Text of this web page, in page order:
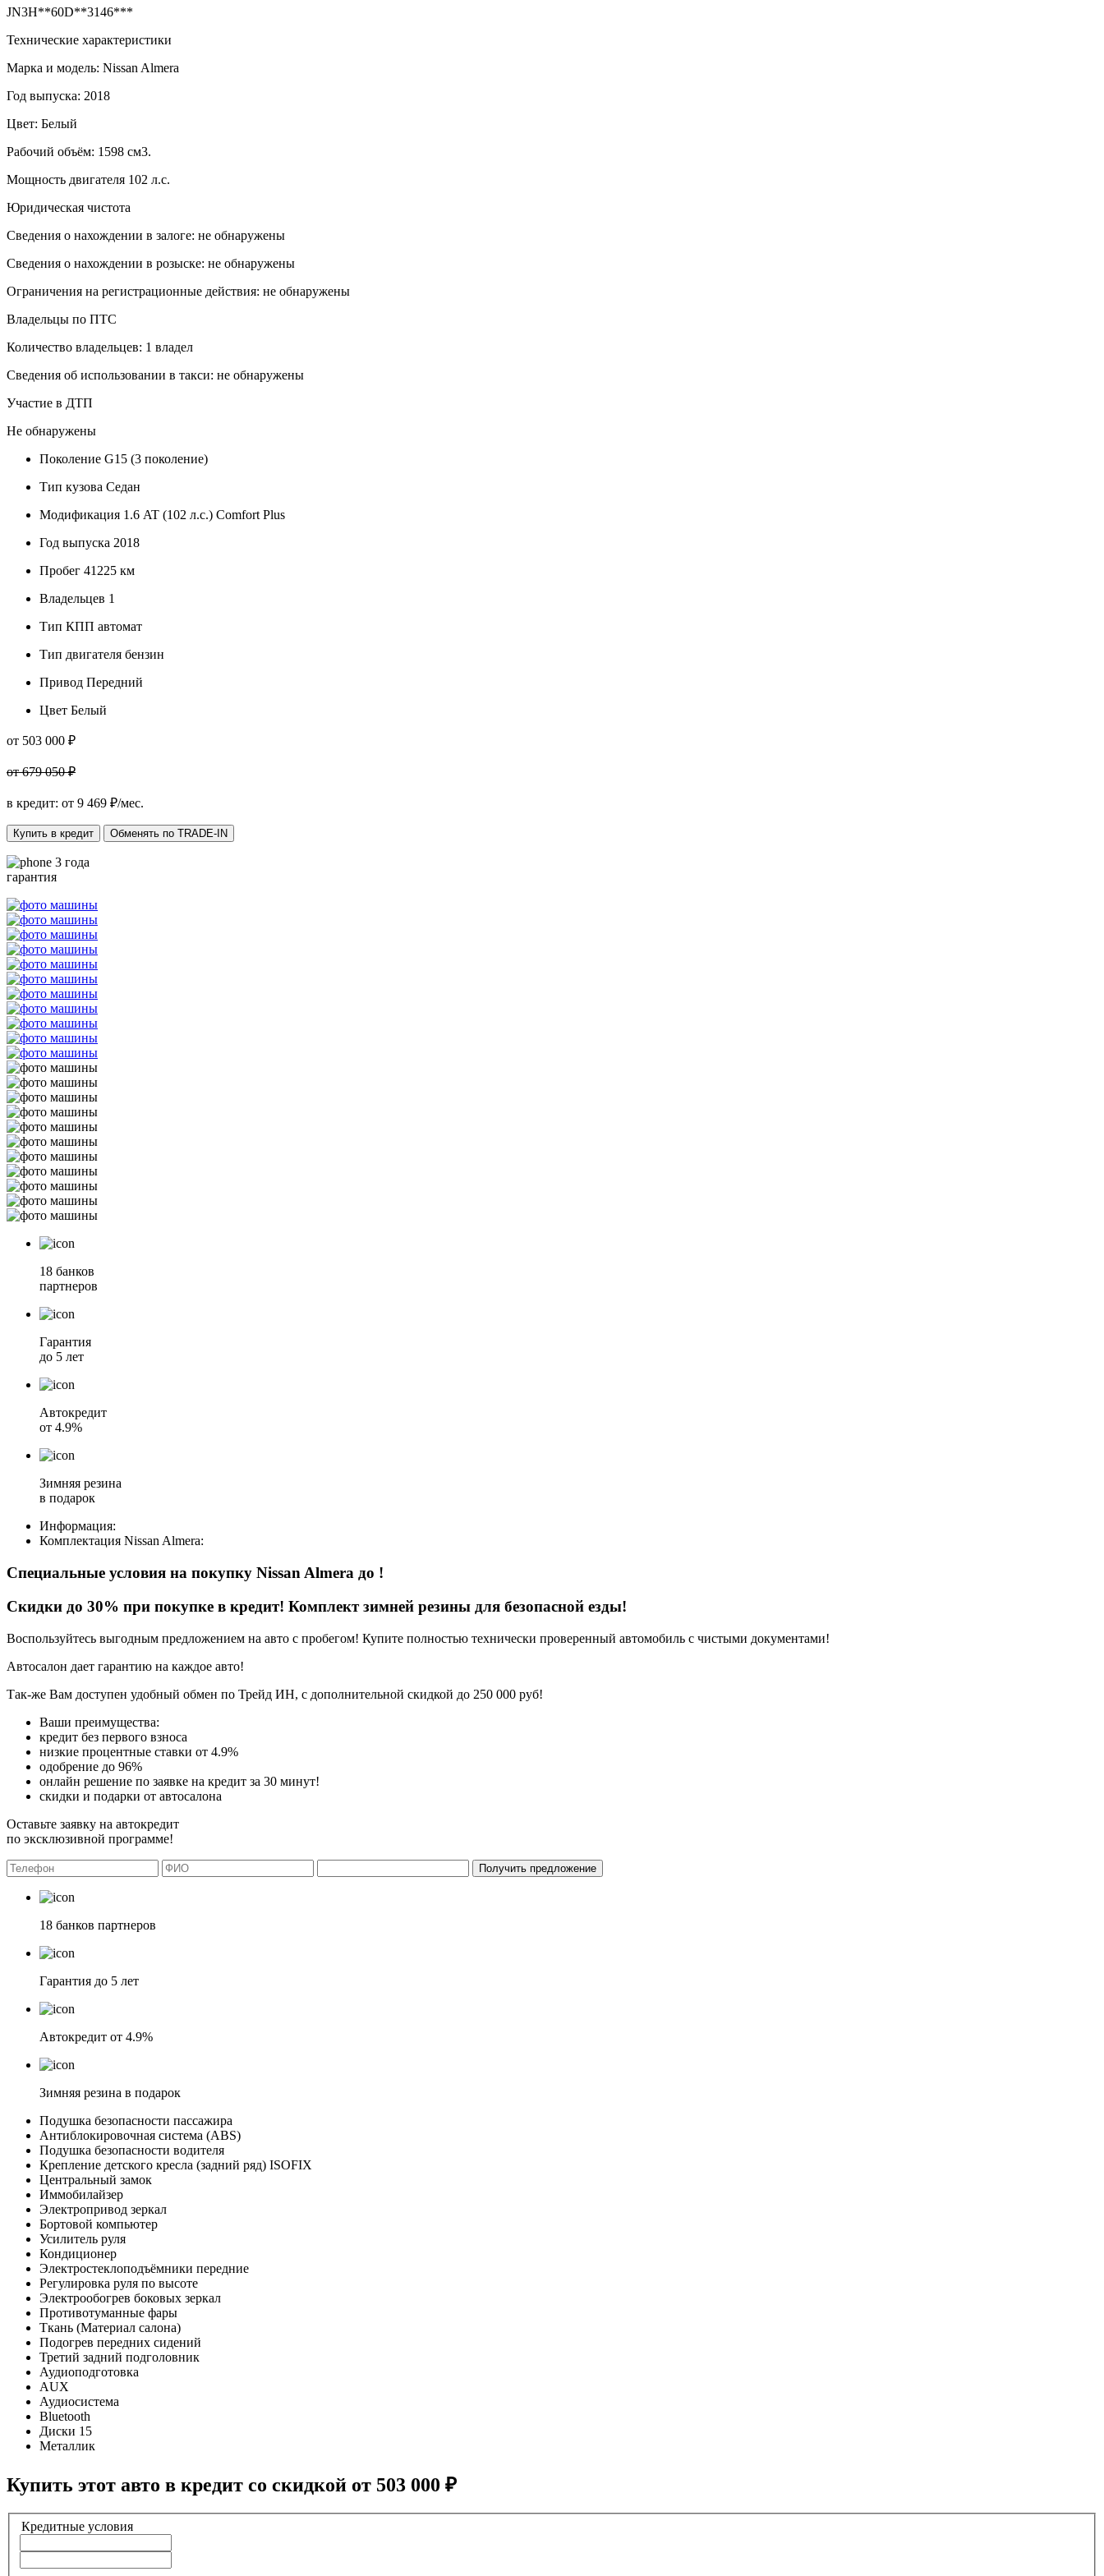
JN3H**60D**3146***
Технические характеристики
Марка и модель: Nissan Almera
Год выпуска: 2018
Цвет: Белый
Рабочий объём: 1598 см3.
Мощность двигателя 102 л.с.
Юридическая чистота
Сведения о нахождении в залоге: не обнаружены
Сведения о нахождении в розыске: не обнаружены
Ограничения на регистрационные действия: не обнаружены
Владельцы по ПТС
Количество владельцев: 1 владел
Сведения об использовании в такси: не обнаружены
Участие в ДТП
Не обнаружены
Поколение G15 (3 поколение)
Тип кузова Седан
Модификация 1.6 AT (102 л.с.) Comfort Plus
Год выпуска 2018
Пробег 41225 км
Владельцев 1
Тип КПП автомат
Тип двигателя бензин
Привод Передний
Цвет Белый
от 503 000 ₽
от 679 050 ₽
в кредит: от 9 469 ₽/мес.
Купить в кредит Обменять по TRADE-IN
3 года
гарантия
18 банков
партнеров
Гарантия
до 5 лет
Автокредит
от 4.9%
Зимняя резина
в подарок
Информация:
Комплектация Nissan Almera:
Специальные условия на покупку Nissan Almera до !
Скидки до 30% при покупке в кредит! Комплект зимней резины для безопасной езды!
Воспользуйтесь выгодным предложением на авто с пробегом! Купите полностью технически проверенный автомобиль с чистыми документами!
Автосалон дает гарантию на каждое авто!
Так-же Вам доступен удобный обмен по Трейд ИН, с дополнительной скидкой до 250 000 руб!
Ваши преимущества:
кредит без первого взноса
низкие процентные ставки от 4.9%
одобрение до 96%
онлайн решение по заявке на кредит за 30 минут!
скидки и подарки от автосалона
Оставьте заявку на автокредит
по эксклюзивной программе!
Получить предложение
18 банков партнеров
Гарантия до 5 лет
Автокредит от 4.9%
Зимняя резина в подарок
Подушка безопасности пассажира
Антиблокировочная система (ABS)
Подушка безопасности водителя
Крепление детского кресла (задний ряд) ISOFIX
Центральный замок
Иммобилайзер
Электропривод зеркал
Бортовой компьютер
Усилитель руля
Кондиционер
Электростеклоподъёмники передние
Регулировка руля по высоте
Электрообогрев боковых зеркал
Противотуманные фары
Ткань (Материал салона)
Подогрев передних сидений
Третий задний подголовник
Аудиоподготовка
AUX
Аудиосистема
Bluetooth
Диски 15
Металлик
Купить этот авто в кредит со скидкой от 503 000 ₽
Кредитные условия